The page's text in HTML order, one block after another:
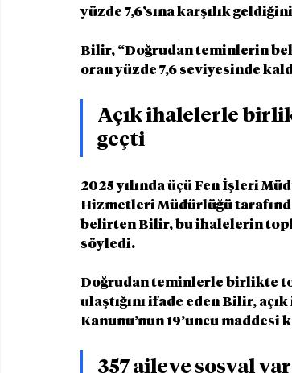
yüzde 7,6’sına karşılık
Bilir, “Doğrudan teminlerin
oran yüzde 7,6 seviyesinde
Açık ihalelerle
geçti
2025 yılında üçü Fen İşleri
Hizmetleri Müdürlüğü
belirten Bilir, bu ihalelerin
söyledi.
Doğrudan teminlerle birlikte
ulaştığını ifade eden Bilir,
Kanunu’nun 19’uncu maddesi
357 aileye sosyal